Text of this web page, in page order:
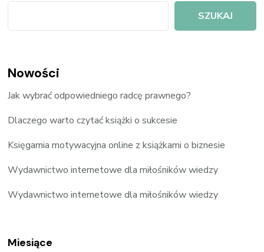
SZUKAJ
Nowości
Jak wybrać odpowiedniego radcę prawnego?
Dlaczego warto czytać książki o sukcesie
Księgarnia motywacyjna online z książkami o biznesie
Wydawnictwo internetowe dla miłośników wiedzy
Wydawnictwo internetowe dla miłośników wiedzy
Miesiące